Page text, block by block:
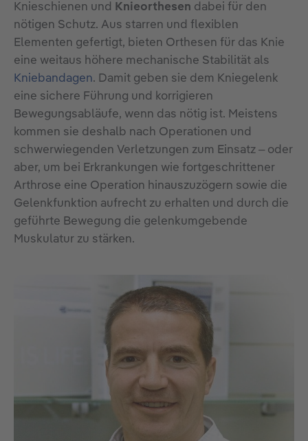
Knieschienen und Knieorthesen dabei für den
nötigen Schutz. Aus starren und flexiblen
Elementen gefertigt, bieten Orthesen für das Knie
eine weitaus höhere mechanische Stabilität als
Kniebandagen. Damit geben sie dem Kniegelenk
eine sichere Führung und korrigieren
Bewegungsabläufe, wenn das nötig ist. Meistens
kommen sie deshalb nach Operationen und
schwerwiegenden Verletzungen zum Einsatz – oder
aber, um bei Erkrankungen wie fortgeschrittener
Arthrose eine Operation hinauszuzögern sowie die
Gelenkfunktion aufrecht zu erhalten und durch die
geführte Bewegung die gelenkumgebende
Muskulatur zu stärken.